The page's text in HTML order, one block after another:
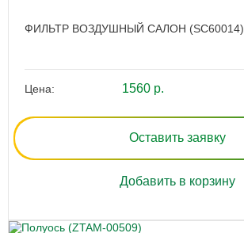
ФИЛЬТР ВОЗДУШНЫЙ САЛОН (SC60014)
Цена: 1560 р.
Оставить заявку
Добавить в корзину